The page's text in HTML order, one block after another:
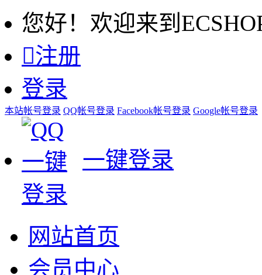
您好！欢迎来到
注册
登录
本站帐号登录 QQ帐号登录 Facebook帐号登录 Google帐号登录
一键登录
网站首页
会员中心